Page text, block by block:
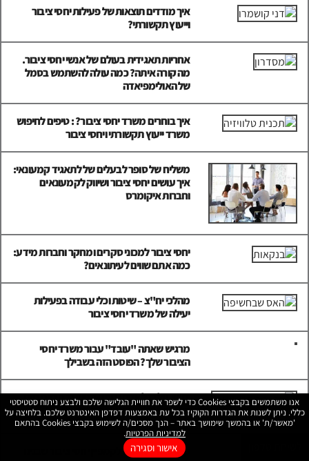
איך מודדים תוצאות של פעילות יחסי ציבור
וייעוץ תקשורתי?
אחריות תאגידית בעולם של אנשי יחסי ציבור.
מה קורה איתה? כמה עולה להשתמש בסמל
של האולימפיאדה
איך בוחרים משרד יחסי ציבור? : טיפים לחיפוש
משרד ייעוץ תקשורתי ויחסי ציבור
משליח של סופר לבעלים של לתאגיד קמעונאי:
איך עושים יחסי ציבור ושיווק לקמעונאים
וחברות איקומרס
יחסי ציבור למכוני סקרים ומחקר וחברות מידע:
כמה אתם שווים לעיתונאים?
מהלכי יח"צ – שיטות וכלי עבודה בפעילות
יעילה של משרד יחסי ציבור
מרגיש שאתה "עובד" עבור משרד יחסי
הציבור שלך? הפוסט הזה בשבילך
יח"צ על רגל אחת: עסק קטן? כך תכין תכנית
יחסי ציבור ליום שאחרי הקורונה
קייסטאדי: דוגמא לקמפיין יחסי ציבור שבנינו
אישור וסגירה
אנו משתמשים בקבצי Cookies כדי לשפר את חוויית הגלישה שלכם ולבצע ניתוח סטטיסטי
כללי. ניתן לשנות את הגדרות הקוקיז בכל עת באמצעות דפדפן האינטרנט שלכם. בלחיצה על
'מאשר/ת' או בהמשך שימושך באתר – הנך מסכים/ה לשימוש בקבצי Cookies בהתאם
למדיניות הפרטיות.